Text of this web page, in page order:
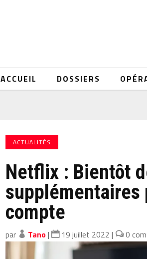
ACCUEIL DOSSIERS
ACTUALITÉS
Netflix : Bientôt
supplémentaires
compte
par Tano| 19 juillet 2022 | 0